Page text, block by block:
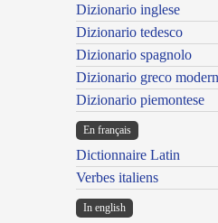
Dizionario inglese
Dizionario tedesco
Dizionario spagnolo
Dizionario greco
Dizionario piemontese
En français
Dictionnaire Latin
Verbes italiens
In english